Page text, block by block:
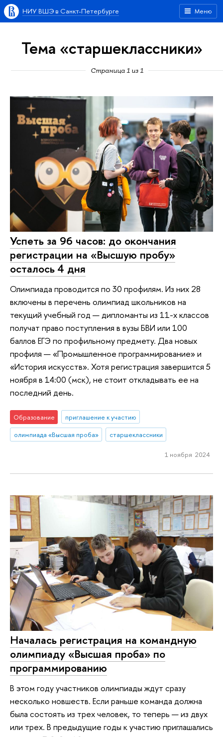
Меню
НИУ ВШЭ в Санкт-Петербурге
Тема «старшеклассники»
Страница 1 из 1
Успеть за 96 часов: до окончания
регистрации на «Высшую пробу»
осталось 4 дня
Олимпиада проводится по 30 профилям. Из них 28
включены в перечень олимпиад школьников на
текущий учебный год — дипломанты из 11-х классов
получат право поступления в вузы БВИ или 100
баллов ЕГЭ по профильному предмету. Два новых
профиля — «Промышленное программирование» и
«История искусств». Хотя регистрация завершится 5
ноября в 14:00 (мск), не стоит откладывать ее на
последний день.
Образование
приглашение к участию
олимпиада «Высшая проба»
старшеклассники
1 ноября 2024
Началась регистрация на командную
олимпиаду «Высшая проба» по
программированию
В этом году участников олимпиады ждут сразу
несколько новшеств. Если раньше команда должна
была состоять из трех человек, то теперь — из двух
или трех. В предыдущие годы к участию приглашались